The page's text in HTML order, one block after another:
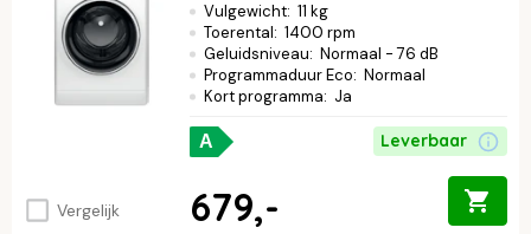
Vergelijk
Vulgewicht: 11 kg
Toerental: 1400 rpm
Geluidsniveau: Normaal - 76 dB
Programmaduur Eco: Normaal
Kort programma: Ja
A Leverbaar
679,-